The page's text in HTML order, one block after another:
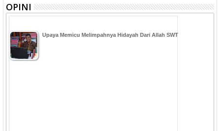
OPINI
Upaya Memicu Melimpahnya Hidayah Dari Allah SWT